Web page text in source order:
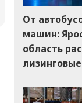
От
машин:
область